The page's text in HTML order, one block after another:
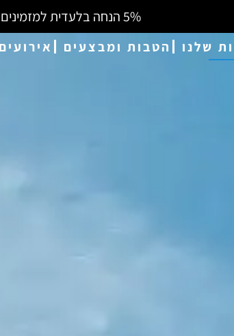
5% הנחה בלעדית למזמינים באתר
שלנו הטבות ומבצעים